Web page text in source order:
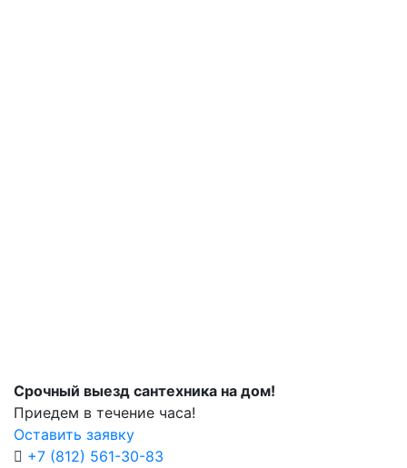
Срочный выезд сантехника на дом!
Приедем в течение часа!
Оставить заявку
+7 (812) 561-30-83